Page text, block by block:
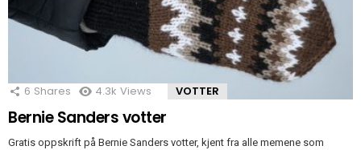
6 Shares 4.3k Views VOTTER
Bernie Sanders votter
Gratis oppskrift på Bernie Sanders votter, kjent fra alle memene som